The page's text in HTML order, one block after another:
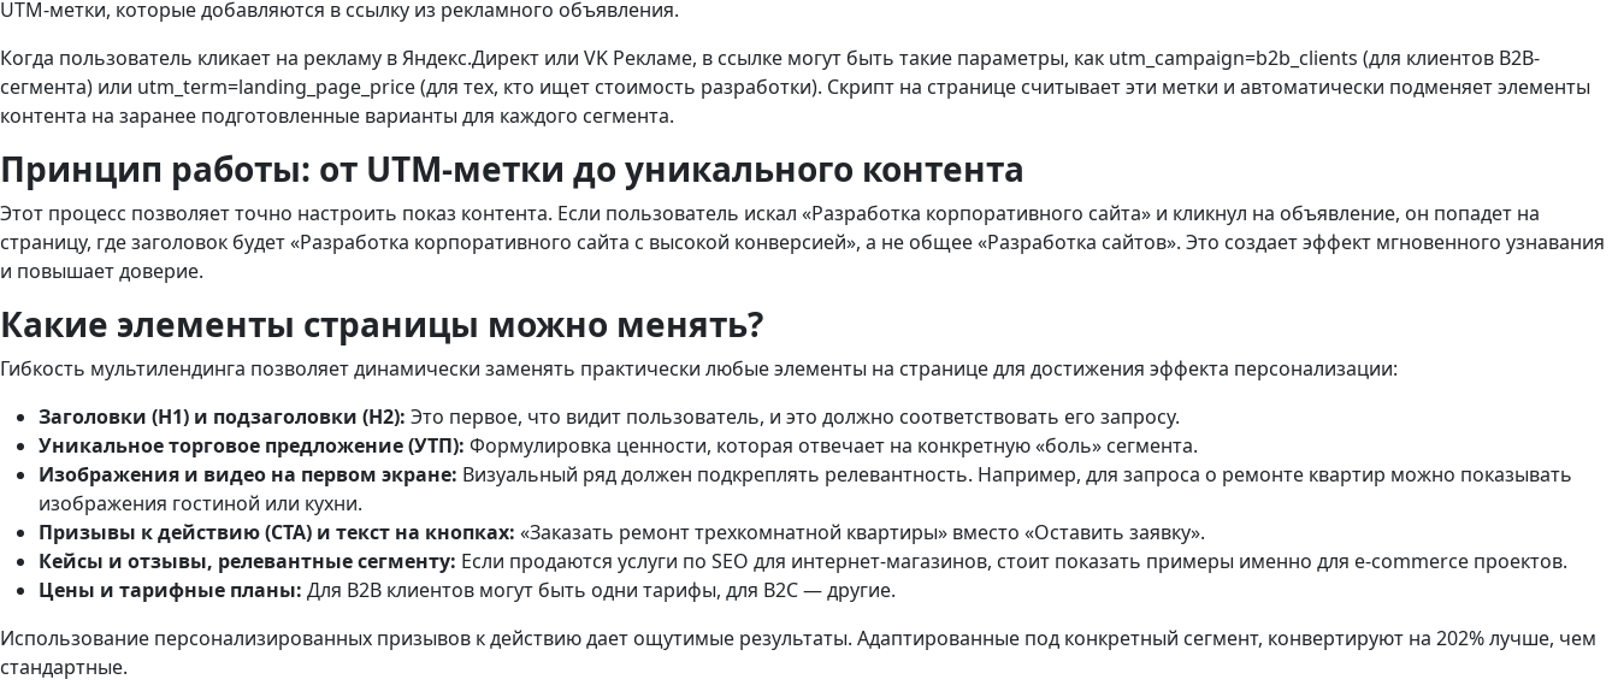
UTM-метки, которые добавляются в ссылку из рекламного объявления.
Когда пользователь кликает на рекламу в Яндекс.Директ или VK Рекламе, в ссылке могут быть такие параметры, как utm_campaign=b2b_clients (для клиентов B2B-
сегмента) или utm_term=landing_page_price (для тех, кто ищет стоимость разработки). Скрипт на странице считывает эти метки и автоматически подменяет элементы
контента на заранее подготовленные варианты для каждого сегмента.
Принцип работы: от UTM-метки до уникального контента
Этот процесс позволяет точно настроить показ контента. Если пользователь искал «Разработка корпоративного сайта» и кликнул на объявление, он попадет на
страницу, где заголовок будет «Разработка корпоративного сайта с высокой конверсией», а не общее «Разработка сайтов». Это создает эффект мгновенного узнавания
и повышает доверие.
Какие элементы страницы можно менять?
Гибкость мультилендинга позволяет динамически заменять практически любые элементы на странице для достижения эффекта персонализации:
Заголовки (H1) и подзаголовки (H2): Это первое, что видит пользователь, и это должно соответствовать его запросу.
Уникальное торговое предложение (УТП): Формулировка ценности, которая отвечает на конкретную «боль» сегмента.
Изображения и видео на первом экране: Визуальный ряд должен подкреплять релевантность. Например, для запроса о ремонте квартир можно показывать
изображения гостиной или кухни.
Призывы к действию (CTA) и текст на кнопках: «Заказать ремонт трехкомнатной квартиры» вместо «Оставить заявку».
Кейсы и отзывы, релевантные сегменту: Если продаются услуги по SEO для интернет-магазинов, стоит показать примеры именно для e-commerce проектов.
Цены и тарифные планы: Для B2B клиентов могут быть одни тарифы, для B2C — другие.
Использование персонализированных призывов к действию дает ощутимые результаты. Адаптированные под конкретный сегмент, конвертируют на 202% лучше, чем
стандартные.